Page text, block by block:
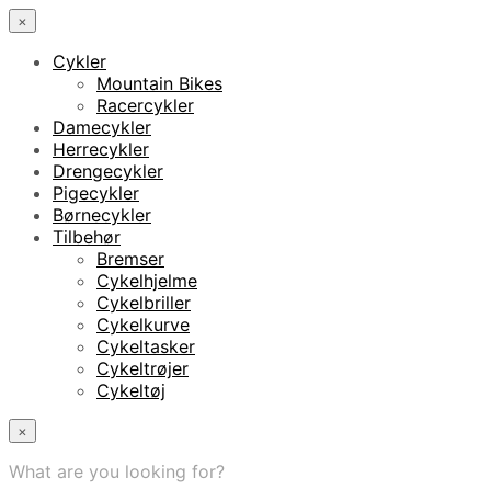
×
Cykler
Mountain Bikes
Racercykler
Damecykler
Herrecykler
Drengecykler
Pigecykler
Børnecykler
Tilbehør
Bremser
Cykelhjelme
Cykelbriller
Cykelkurve
Cykeltasker
Cykeltrøjer
Cykeltøj
×
What are you looking for?